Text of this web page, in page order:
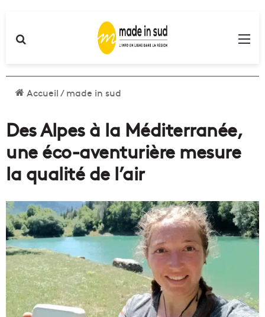
Accueil/made in sud
Des Alpes à la Méditerranée,
une éco-aventurière mesure
la qualité de l’air